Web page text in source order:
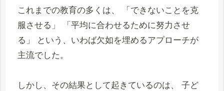
これまでの教育の多くは、 「できないことを克
服させる」 「平均に合わせるために努力させ
る」 という、いわば欠如を埋めるアプローチが
主流でした。
しかし、その結果として起きているのは、 子ど